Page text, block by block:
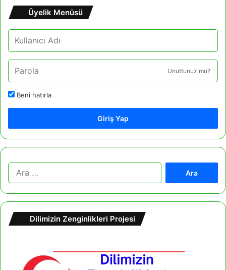
Üyelik Menüsü
Unuttunuz mu?
Beni hatırla
Giriş Yap
Dilimizin Zenginlikleri Projesi